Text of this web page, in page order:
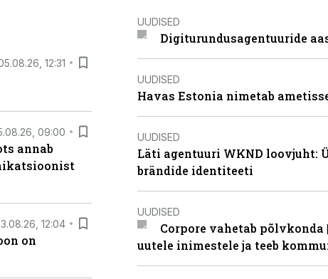
12:31
09:00
annab
12:04
on
UUDISED
Digiturundusagentuuride
UUDISED
Havas Estonia nimetab
UUDISED
Läti agentuuri WKND loovjuht:
brändide identiteeti
UUDISED
Corpore vahetab
uutele inimestele ja teeb